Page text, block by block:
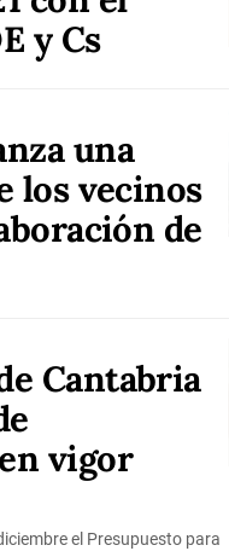
y Cs
una
los vecinos
de
Cantabria
vigor
el Presupuesto para